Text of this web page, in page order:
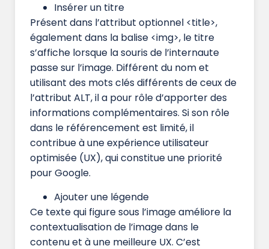
Insérer un titre
Présent dans l’attribut optionnel <title>,
également dans la balise <img>, le titre
s’affiche lorsque la souris de l’internaute
passe sur l’image. Différent du nom et
utilisant des mots clés différents de ceux de
l’attribut ALT, il a pour rôle d’apporter des
informations complémentaires. Si son rôle
dans le référencement est limité, il
contribue à une expérience utilisateur
optimisée (UX), qui constitue une priorité
pour Google.
Ajouter une légende
Ce texte qui figure sous l’image améliore la
contextualisation de l’image dans le
contenu et à une meilleure UX. C’est